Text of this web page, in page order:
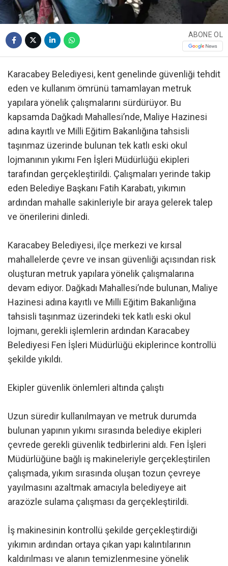
ABONE OL
Karacabey Belediyesi, kent genelinde güvenliği tehdit
eden ve kullanım ömrünü tamamlayan metruk
yapılara yönelik çalışmalarını sürdürüyor. Bu
kapsamda Dağkadı Mahallesi’nde, Maliye Hazinesi
adına kayıtlı ve Milli Eğitim Bakanlığına tahsisli
taşınmaz üzerinde bulunan tek katlı eski okul
lojmanının yıkımı Fen İşleri Müdürlüğü ekipleri
tarafından gerçekleştirildi. Çalışmaları yerinde takip
eden Belediye Başkanı Fatih Karabatı, yıkımın
ardından mahalle sakinleriyle bir araya gelerek talep
ve önerilerini dinledi.
Karacabey Belediyesi, ilçe merkezi ve kırsal
mahallelerde çevre ve insan güvenliği açısından risk
oluşturan metruk yapılara yönelik çalışmalarına
devam ediyor. Dağkadı Mahallesi’nde bulunan, Maliye
Hazinesi adına kayıtlı ve Milli Eğitim Bakanlığına
tahsisli taşınmaz üzerindeki tek katlı eski okul
lojmanı, gerekli işlemlerin ardından Karacabey
Belediyesi Fen İşleri Müdürlüğü ekiplerince kontrollü
şekilde yıkıldı.
Ekipler güvenlik önlemleri altında çalıştı
Uzun süredir kullanılmayan ve metruk durumda
bulunan yapının yıkımı sırasında belediye ekipleri
çevrede gerekli güvenlik tedbirlerini aldı. Fen İşleri
Müdürlüğüne bağlı iş makineleriyle gerçekleştirilen
çalışmada, yıkım sırasında oluşan tozun çevreye
yayılmasını azaltmak amacıyla belediyeye ait
arazözle sulama çalışması da gerçekleştirildi.
İş makinesinin kontrollü şekilde gerçekleştirdiği
yıkımın ardından ortaya çıkan yapı kalıntılarının
kaldırılması ve alanın temizlenmesine yönelik